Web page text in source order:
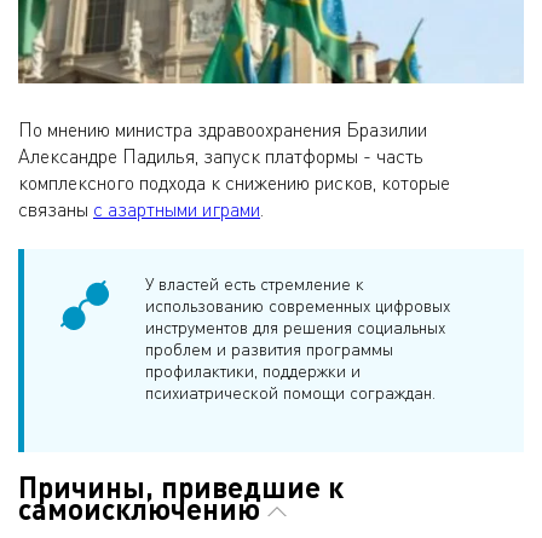
По мнению министра здравоохранения Бразилии
Александре Падилья, запуск платформы - часть
комплексного подхода к снижению рисков, которые
связаны с азартными играми
У властей есть стремление к
использованию современных цифровых
инструментов для решения социальных
проблем и развития программы
профилактики, поддержки и
психиатрической помощи сограждан.
Причины, приведшие к
самоисключению